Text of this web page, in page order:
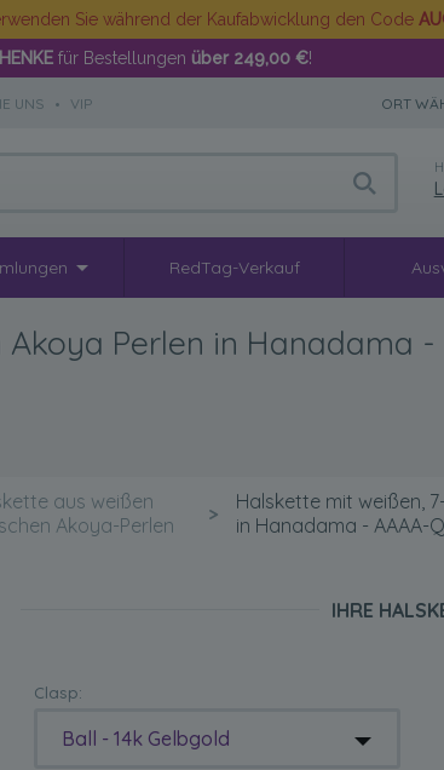
Sie während der Kaufabwicklung den Code
für Bestellungen über 249,00 €!
UNS • VIP ORT
RedTag-Verkauf
Perlen in Hanadama -
aus weißen
Akoya-Perlen
>
Halskette mit weißen,
in Hanadama - AAAA-
IHRE
Clasp:
Ball - 14k Gelbgold